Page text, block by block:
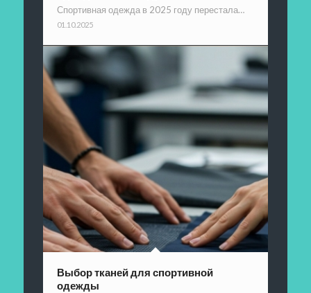
Спортивная одежда в 2025 году перестала…
01.10.2025
Выбор тканей для спортивной
одежды